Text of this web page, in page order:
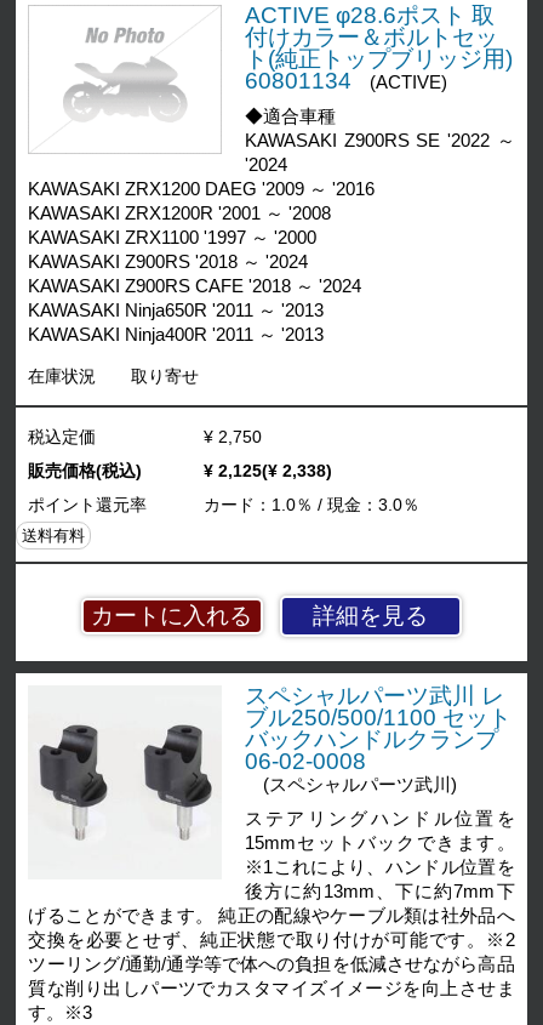
ACTIVE φ28.6ポスト 取
付けカラー＆ボルトセッ
ト(純正トップブリッジ用)
60801134
(ACTIVE)
◆適合車種
KAWASAKI Z900RS SE '2022 ～
'2024
KAWASAKI ZRX1200 DAEG '2009 ～ '2016
KAWASAKI ZRX1200R '2001 ～ '2008
KAWASAKI ZRX1100 '1997 ～ '2000
KAWASAKI Z900RS '2018 ～ '2024
KAWASAKI Z900RS CAFE '2018 ～ '2024
KAWASAKI Ninja650R '2011 ～ '2013
KAWASAKI Ninja400R '2011 ～ '2013
在庫状況 取り寄せ
詳細を見る
税込定価
¥ 2,750
販売価格(税込)
¥ 2,125(¥ 2,338)
ポイント還元率
カード：1.0％ / 現金：3.0％
送料有料
スペシャルパーツ武川 レ
ブル250/500/1100 セット
バックハンドルクランプ
06-02-0008
(スペシャルパーツ武川)
ステアリングハンドル位置を
15mmセットバックできます。
※1これにより、ハンドル位置を
後方に約13mm、下に約7mm下
げることができます。 純正の配線やケーブル類は社外品へ
交換を必要とせず、純正状態で取り付けが可能です。※2
ツーリング/通勤/通学等で体への負担を低減させながら高品
質な削り出しパーツでカスタマイズイメージを向上させま
す。※3